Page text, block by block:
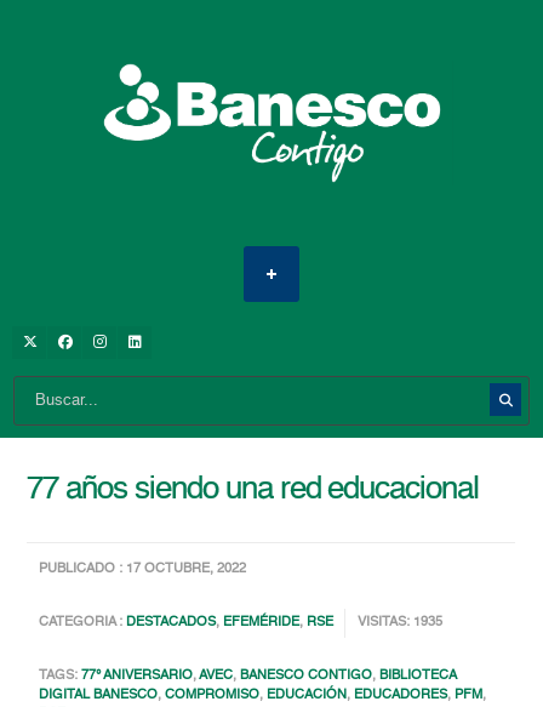
77 años siendo una red educacional
PUBLICADO : 17 OCTUBRE, 2022
CATEGORIA :DESTACADOS, EFEMÉRIDE, RSE VISITAS: 1935
TAGS: 77° ANIVERSARIO,AVEC,BANESCO CONTIGO,BIBLIOTECA
DIGITAL BANESCO,COMPROMISO, EDUCACIÓN, EDUCADORES, PFM,